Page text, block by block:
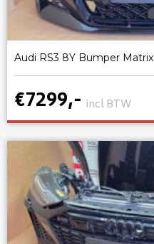
Audi RS3 8Y Bumper
€7299,- incl BTW